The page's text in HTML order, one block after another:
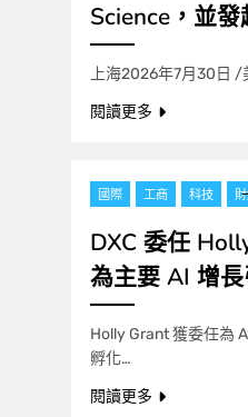
Science，並發
上海2026年7月30日
閱讀更多
國際 工商 科技
DXC 委任
為主要 AI 增
Holly Grant 獲委任為
孵化…
閱讀更多